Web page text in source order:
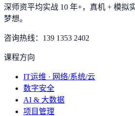
深师资平均实战 10 年+，真机 + 模拟
梦想。
咨询热线： 139 1353 2402
课程方向
IT运维 · 网络/系统/云
数字安全
AI & 大数据
项目管理